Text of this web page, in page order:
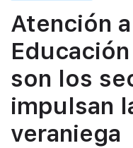
Atención
son los
impulsan
veraniega